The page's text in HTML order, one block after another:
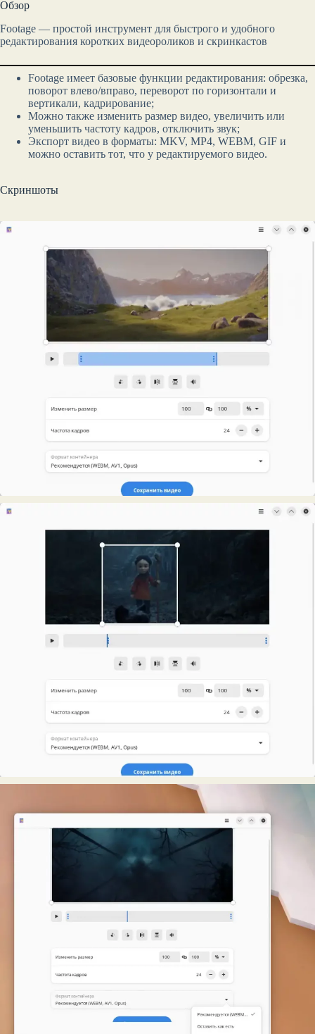
Обзор
Footage — простой инструмент для быстрого и удобного
редактирования коротких видеороликов и скринкастов
Footage имеет базовые функции редактирования: обрезка,
поворот влево/вправо, переворот по горизонтали и
вертикали, кадрирование;
Можно также изменить размер видео, увеличить или
уменьшить частоту кадров, отключить звук;
Экспорт видео в форматы: MKV, MP4, WEBM, GIF и
можно оставить тот, что у редактируемого видео.
Скриншоты